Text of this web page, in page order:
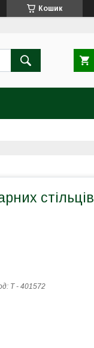
Кошик
стільців
Т - 401572